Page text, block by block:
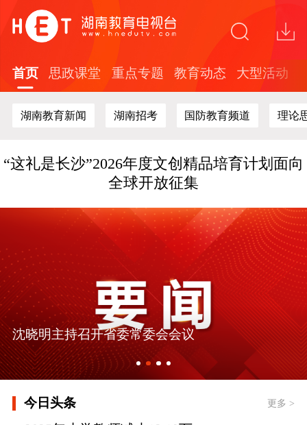
首页 思政课堂 重点专题 教育动态 大型活动
湖南教育新闻 湖南招考 国防教育频道 理论
省广电局赴节目制作现场开展安全生产专项检
关于在全省中小学开展红色文化知识答题活动
“这礼是长沙”2026年度文创精品培育计划面向
全球开放征集
人事职院开展战略合作
全国教育电视行业及高校代表聚首长沙！共探
新时代教育媒体高质量发展新路径
省广电局赴节目制作现场开展安全生产专项检
查
关于在全省中小学开展红色文化知识答题活动
的通知
沈晓明主持召开省委常委会会议
今日头条 更多 >